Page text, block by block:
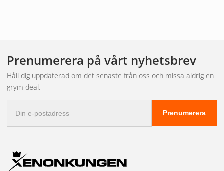
Prenumerera på vårt nyhetsbrev
Håll dig uppdaterad om det senaste från oss och missa aldrig en
grym deal.
postadress
Prenumerera